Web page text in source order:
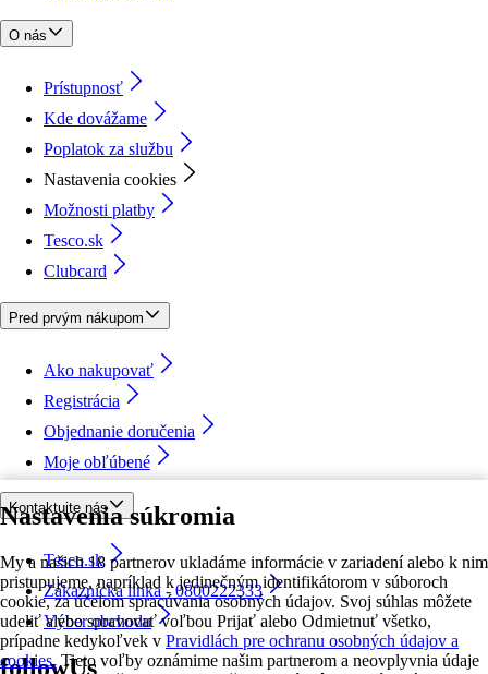
Nastavenia súkromia
My a našich 18 partnerov ukladáme informácie v zariadení alebo k nim
pristupujeme, napríklad k jedinečným identifikátorom v súboroch
cookie, za účelom spracúvania osobných údajov. Svoj súhlas môžete
udeliť alebo spravovať voľbou Prijať alebo Odmietnuť všetko,
prípadne kedykoľvek v Pravidlách pre ochranu osobných údajov a
cookies. Tieto voľby oznámime našim partnerom a neovplyvnia údaje
O nás
Prístupnosť
Kde dovážame
Poplatok za službu
Nastavenia cookies
Možnosti platby
Tesco.sk
Clubcard
Pred prvým nákupom
Ako nakupovať
Registrácia
Objednanie doručenia
Moje obľúbené
Kontaktujte nás
Tesco.sk
Zákaznícka linka - 0800222333
Výber obchodu
followUs